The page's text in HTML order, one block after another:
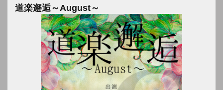
道楽邂逅～August～